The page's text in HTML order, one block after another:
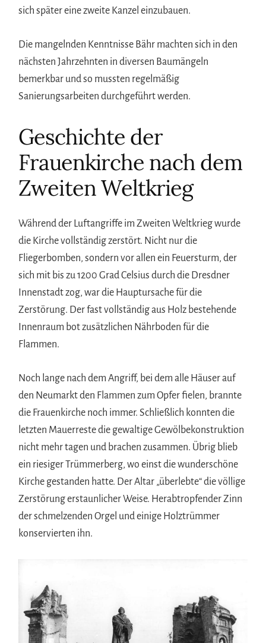
sich später eine zweite Kanzel einzubauen.
Die mangelnden Kenntnisse Bähr machten sich in den
nächsten Jahrzehnten in diversen Baumängeln
bemerkbar und so mussten regelmäßig
Sanierungsarbeiten durchgeführt werden.
Geschichte der
Frauenkirche nach dem
Zweiten Weltkrieg
Während der Luftangriffe im Zweiten Weltkrieg wurde
die Kirche vollständig zerstört. Nicht nur die
Fliegerbomben, sondern vor allen ein Feuersturm, der
sich mit bis zu 1200 Grad Celsius durch die Dresdner
Innenstadt zog, war die Hauptursache für die
Zerstörung. Der fast vollständig aus Holz bestehende
Innenraum bot zusätzlichen Nährboden für die
Flammen.
Noch lange nach dem Angriff, bei dem alle Häuser auf
den Neumarkt den Flammen zum Opfer fielen, brannte
die Frauenkirche noch immer. Schließlich konnten die
letzten Mauerreste die gewaltige Gewölbekonstruktion
nicht mehr tagen und brachen zusammen. Übrig blieb
ein riesiger Trümmerberg, wo einst die wunderschöne
Kirche gestanden hatte. Der Altar „überlebte“ die völlige
Zerstörung erstaunlicher Weise. Herabtropfender Zinn
der schmelzenden Orgel und einige Holztrümmer
konservierten ihn.